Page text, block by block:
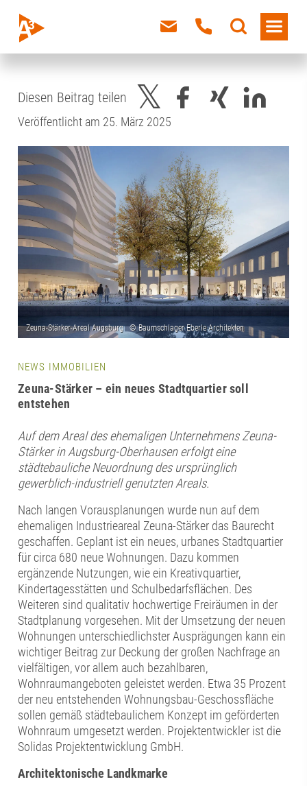
Diesen Beitrag teilen
Veröffentlicht am 25. März 2025
NEWS IMMOBILIEN
Zeuna-Stärker – ein neues Stadtquartier soll
entstehen
Auf dem Areal des ehemaligen Unternehmens Zeuna-
Stärker in Augsburg-Oberhausen erfolgt eine
städtebauliche Neuordnung des ursprünglich
gewerblich-industriell genutzten Areals.
Nach langen Vorausplanungen wurde nun auf dem
ehemaligen Industrieareal Zeuna-Stärker das Baurecht
geschaffen. Geplant ist ein neues, urbanes Stadtquartier
für circa 680 neue Wohnungen. Dazu kommen
ergänzende Nutzungen, wie ein Kreativquartier,
Kindertagesstätten und Schulbedarfsflächen. Des
Weiteren sind qualitativ hochwertige Freiräumen in der
Stadtplanung vorgesehen. Mit der Umsetzung der neuen
Wohnungen unterschiedlichster Ausprägungen kann ein
wichtiger Beitrag zur Deckung der großen Nachfrage an
vielfältigen, vor allem auch bezahlbaren,
Wohnraumangeboten geleistet werden. Etwa 35 Prozent
der neu entstehenden Wohnungsbau-Geschossfläche
sollen gemäß städtebaulichem Konzept im geförderten
Wohnraum umgesetzt werden. Projektentwickler ist die
Solidas Projektentwicklung GmbH.
Architektonische Landkmarke